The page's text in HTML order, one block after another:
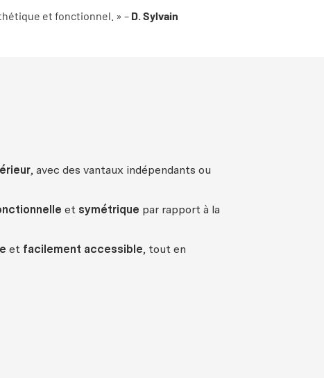
et fonctionnel. » – D. Sylvain
, avec des vantaux indépendants ou
et symétrique par rapport à la
et facilement accessible, tout en